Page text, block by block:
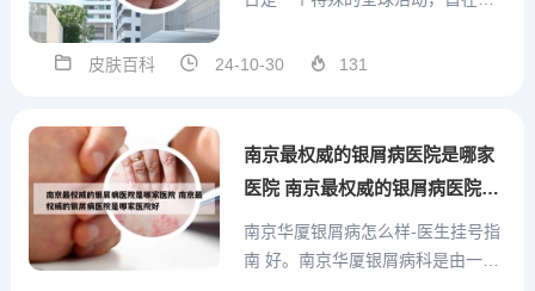
决策者意识到银屑病基金会的重要
因复杂，涉及遗传、感染、代谢、
皮肤百科 24-10-30 131
南京最权威的银屑病医院是哪家
医院 南京最权威的银屑病医院是
哪家医院好
南京华厦银屑病怎么样-医生挂号指
南 好。南京华厦银屑病科是由一批